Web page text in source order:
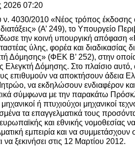
2026 07:20
ν. 4030/2010 «Νέος τρόπος
(Α’ 249), το Υπουργείο
την κοινή υπουργική απόφαση
ύλης, φορέα και διαδικασίας
Δόμησης» (ΦΕΚ Β’ 252), στην οποία
Ελεγκτή Δόμησης. Στο πλαίσιο
επιθυμούν να αποκτήσουν άδεια
να εκδηλώσουν ενδιαφέρον
σύμφωνα με την παρακάτω
ή πτυχιούχοι μηχανικοί
τα επαγγελματικά τους
και εθνικής νομοθεσίας
εμπειρία και να συμμετάσχουν
να ξεκινήσει στις 12 Μαρτίου 2012.